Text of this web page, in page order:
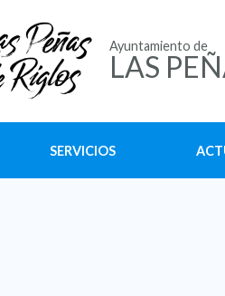
Ayuntamiento de
LAS
SERVICIOS